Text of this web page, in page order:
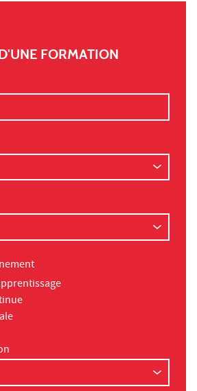
FORMATION